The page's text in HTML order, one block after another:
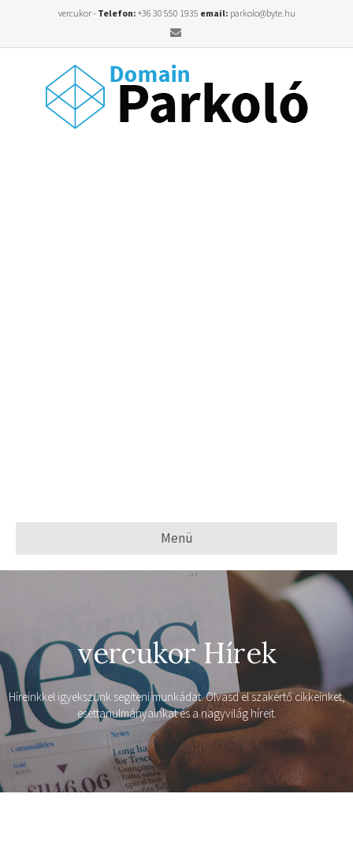
vercukor - Telefon: +36 30 550 1935 email: parkolo@byte.hu
Email
Menü
vercukor Hírek
Híreinkkel igyekszünk segíteni munkádat. Olvasd el szakértő cikkeinket,
esettanulmányainkat és a nagyvilág híreit.